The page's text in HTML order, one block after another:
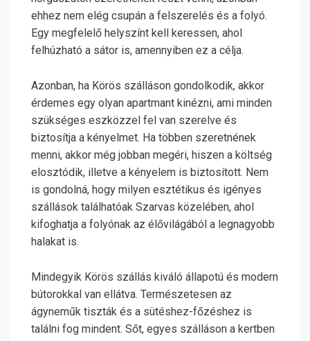
ehhez nem elég csupán a felszerelés és a folyó.
Egy megfelelő helyszínt kell keressen, ahol
felhúzható a sátor is, amennyiben ez a célja.
Azonban, ha Körös szálláson gondolkodik, akkor
érdemes egy olyan apartmant kinézni, ami minden
szükséges eszközzel fel van szerelve és
biztosítja a kényelmet. Ha többen szeretnének
menni, akkor még jobban megéri, hiszen a költség
elosztódik, illetve a kényelem is biztosított. Nem
is gondolná, hogy milyen esztétikus és igényes
szállások találhatóak Szarvas közelében, ahol
kifoghatja a folyónak az élővilágából a legnagyobb
halakat is.
Mindegyik Körös szállás kiváló állapotú és modern
bútorokkal van ellátva. Természetesen az
ágyneműk tiszták és a sütéshez-főzéshez is
találni fog mindent. Sőt, egyes szálláson a kertben